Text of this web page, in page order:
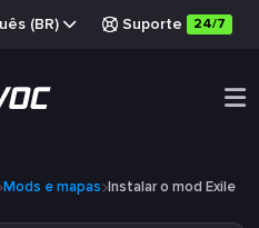
(BR) Suporte 24/7
Mods e mapas Instalar o mod Exile